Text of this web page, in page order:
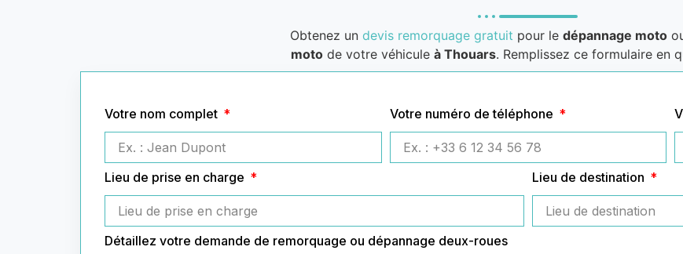
Obtenez un devis remorquage gratuit pour le dépannage moto
moto de votre véhicule à Thouars. Remplissez ce formulaire en
Votre nom complet Votre numéro de téléphone
Lieu de prise en charge Lieu de destination
Détaillez votre demande de remorquage ou dépannage deux-roues